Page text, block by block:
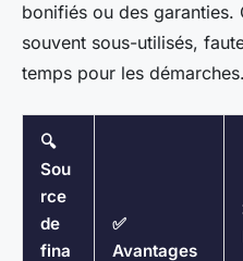
bonifiés ou des garanties.
souvent sous-utilisés,
temps pour les démarches.
🔍
Sou
rce
de
fina
✅
Avantages